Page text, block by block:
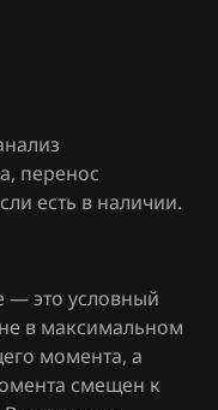
перенос
есть в наличии.
— это условный
в максимальном
момента, а
смещен к